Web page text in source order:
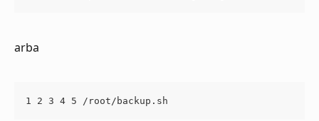
arba
1 2 3 4 5 /root/backup.sh